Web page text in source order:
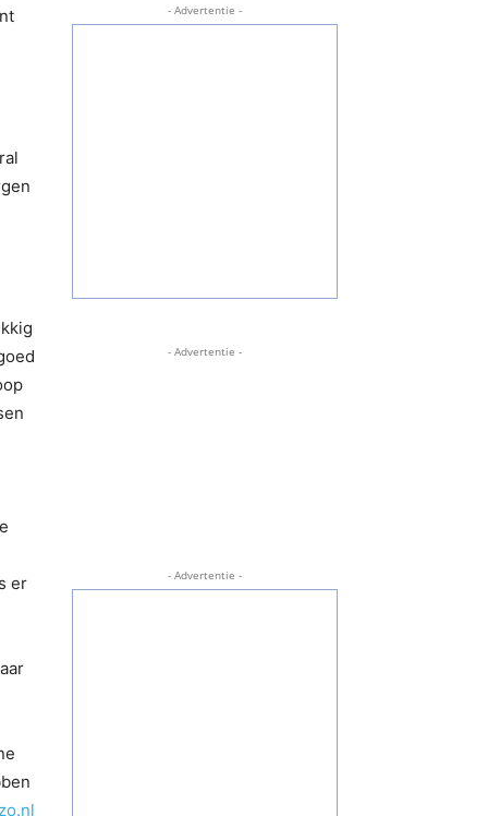
er
- Advertentie -
- Advertentie -
- Advertentie -